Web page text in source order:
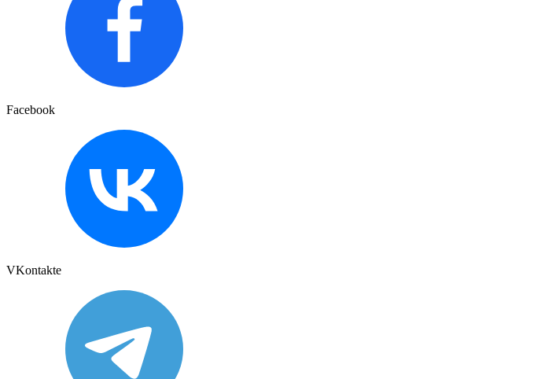
Facebook
VKontakte